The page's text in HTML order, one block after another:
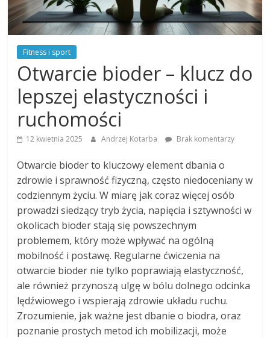
Fitness i sport
Otwarcie bioder – klucz do
lepszej elastyczności i
ruchomości
12 kwietnia 2025 Andrzej Kotarba Brak komentarzy
Otwarcie bioder to kluczowy element dbania o
zdrowie i sprawność fizyczną, często niedoceniany w
codziennym życiu. W miarę jak coraz więcej osób
prowadzi siedzący tryb życia, napięcia i sztywności w
okolicach bioder stają się powszechnym
problemem, który może wpływać na ogólną
mobilność i postawę. Regularne ćwiczenia na
otwarcie bioder nie tylko poprawiają elastyczność,
ale również przynoszą ulgę w bólu dolnego odcinka
lędźwiowego i wspierają zdrowie układu ruchu.
Zrozumienie, jak ważne jest dbanie o biodra, oraz
poznanie prostych metod ich mobilizacji, może